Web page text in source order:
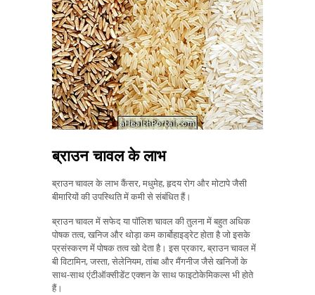
ब्राउन चावल के लाभ
ब्राउन चावल के लाभ कैंसर, मधुमेह, हृदय रोग और मोटापे जैसी
बीमारियों की उपस्थिति में कमी से संबंधित हैं।
ब्राउन चावल में सफेद या पॉलिश चावल की तुलना में बहुत अधिक
पोषक तत्व, खनिज और थोड़ा कम कार्बोहाइड्रेट होता है जो इसके
प्रसंस्करण में पोषक तत्व खो देता है। इस प्रकार, ब्राउन चावल में
बी विटामिन, जस्ता, सेलेनियम, तांबा और मैंगनीज जैसे खनिजों के
साथ-साथ एंटीऑक्सीडेंट एक्शन के साथ फाइटोकेमिकल्स भी होते
हैं।